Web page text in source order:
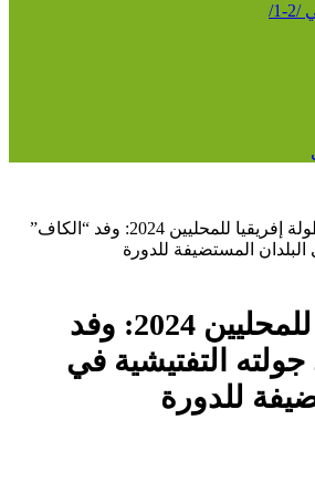
1/
بطولة إفريقيا للمحليين 2024: وفد “الكاف”
المستضيفة للدورة
بطولة إفريقيا للمحليين 2024: وفد
التفتيشية في
للدورة